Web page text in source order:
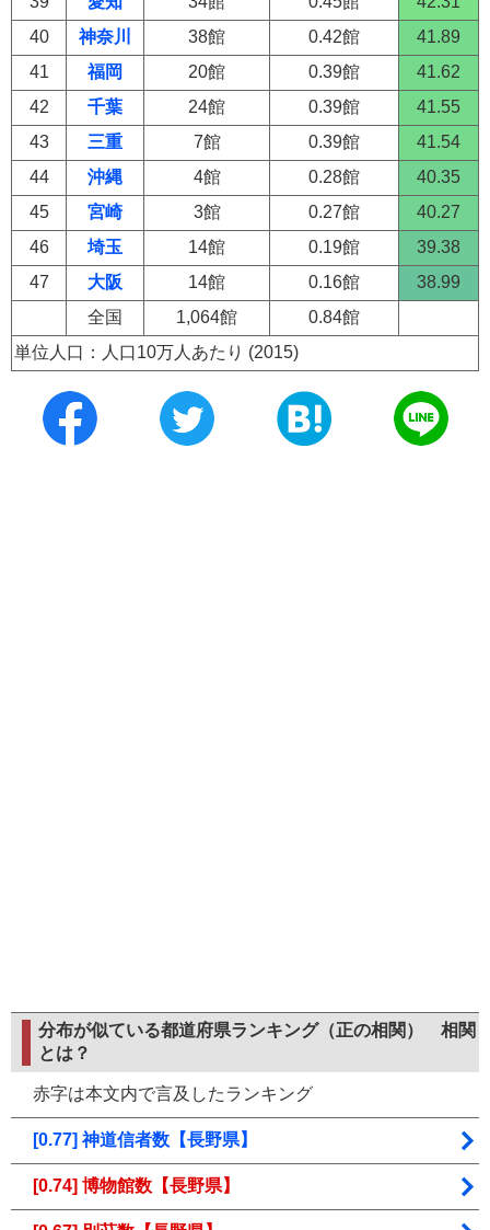
40
神奈川 38館 0.42館
41.89
41
福岡 20館 0.39館
41.62
42
千葉 24館 0.39館
41.55
43
三重 7館 0.39館
41.54
44
沖縄 4館 0.28館
40.35
45
宮崎 3館 0.27館
40.27
46
埼玉 14館 0.19館
39.38
47
大阪 14館 0.16館
38.99
全国
1,064館
0.84館
単位人口：人口10万人あたり (2015)
分布が似ている都道府県ランキング（正の相関） 相関
とは？
赤字は本文内で言及したランキング
[0.77] 神道信者数【長野県】
[0.74] 博物館数【長野県】